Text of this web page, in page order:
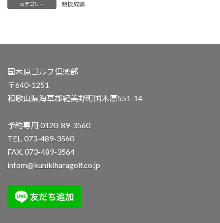
カテゴリー 競技成績
国木原ゴルフ倶楽部
〒640-1251
和歌山県海草郡紀美野町国木原551-14
予約専用 0120-89-3560
TEL.073-489-3560
FAX. 073-489-3564
infom@kunikiharagolf.co.jp